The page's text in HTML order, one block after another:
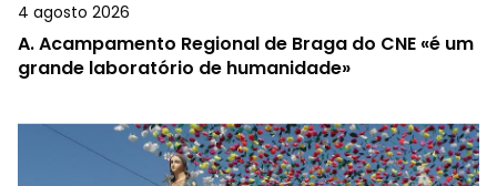
4 agosto 2026
A.Acampamento Regional de Braga do CNE «é um
grande laboratório de humanidade»